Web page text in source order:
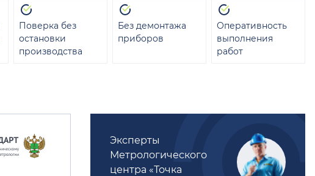
Поверка без
остановки
производства
Без демонтажа
приборов
Оперативность
выполнения
работ
Эксперты
Метрологического
центра «Точка